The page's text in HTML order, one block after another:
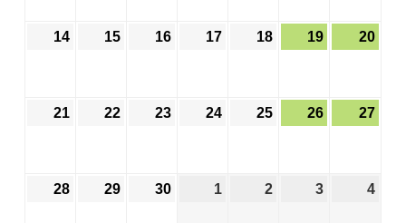
14 15 16 17 18 19 20
21 22 23 24 25 26 27
28 29 30 1 2 3 4